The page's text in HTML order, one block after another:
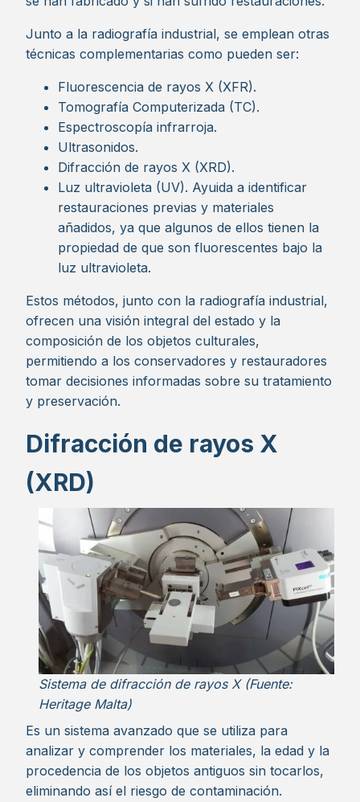
Junto a la radiografía industrial, se emplean otras
técnicas complementarias como pueden ser:
Fluorescencia de rayos X (XFR).
Tomografía Computerizada (TC).
Espectroscopía infrarroja.
Ultrasonidos.
Difracción de rayos X (XRD).
Luz ultravioleta (UV). Ayuida a identificar
restauraciones previas y materiales
añadidos, ya que algunos de ellos tienen la
propiedad de que son fluorescentes bajo la
luz ultravioleta.
Estos métodos, junto con la radiografía industrial,
ofrecen una visión integral del estado y la
composición de los objetos culturales,
permitiendo a los conservadores y restauradores
tomar decisiones informadas sobre su tratamiento
y preservación.
Difracción de rayos X
(XRD)
Sistema de difracción de rayos X (Fuente:
Heritage Malta)
Es un sistema avanzado que se utiliza para
analizar y comprender los materiales, la edad y la
procedencia de los objetos antiguos sin tocarlos,
eliminando así el riesgo de contaminación.